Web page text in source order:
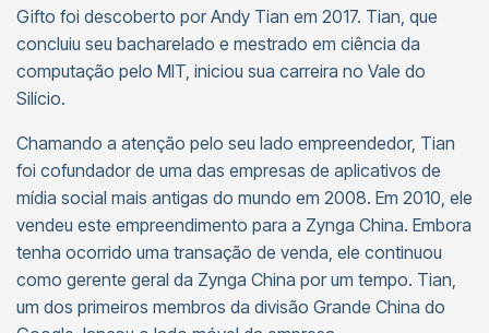
Gifto foi descoberto por Andy Tian em 2017. Tian, que
concluiu seu bacharelado e mestrado em ciência da
computação pelo MIT, iniciou sua carreira no Vale do
Silício.
Chamando a atenção pelo seu lado empreendedor, Tian
foi cofundador de uma das empresas de aplicativos de
mídia social mais antigas do mundo em 2008. Em 2010, ele
vendeu este empreendimento para a Zynga China. Embora
tenha ocorrido uma transação de venda, ele continuou
como gerente geral da Zynga China por um tempo. Tian,
um dos primeiros membros da divisão Grande China do